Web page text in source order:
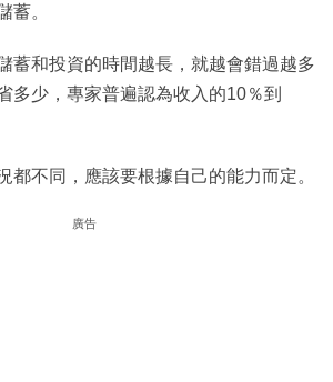
蓄。
蓄和投資的時間越長，就越會錯過越多
多少，專家普遍認為收入的10％到
都不同，應該要根據自己的能力而定。
廣告